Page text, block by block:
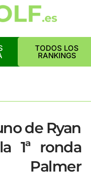
TODOS LOS
RANKINGS
de Ryan
1ª ronda